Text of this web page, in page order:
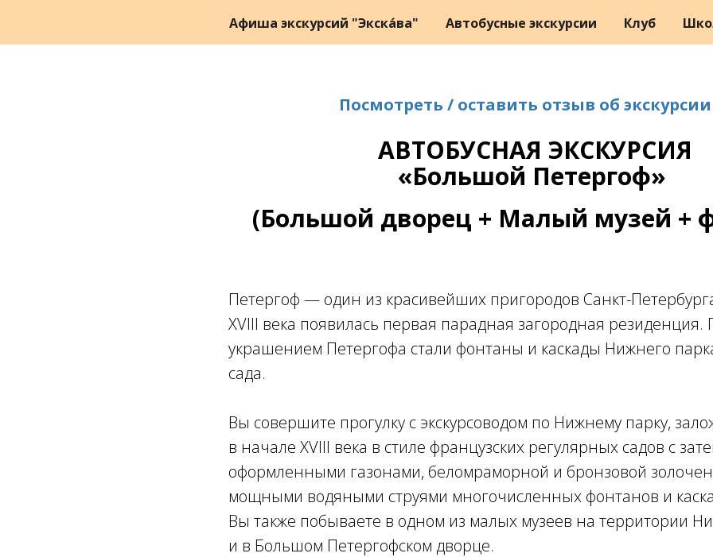
Афиша экскурсий "Экска́ва" Автобусные экскурсии Клуб
Посмотреть / оставить отзыв об
АВТОБУСНАЯ ЭКСКУРСИЯ
«Большой Петергоф»
(Большой дворец + Малый музей +
Петергоф — один из красивейших пригородов Санкт-
XVIII века появилась первая парадная загородная резиденция.
украшением Петергофа стали фонтаны и каскады Нижнего
сада.
Вы совершите прогулку с экскурсоводом по Нижнему парку,
в начале XVIII века в стиле французских регулярных садов с
оформленными газонами, беломраморной и бронзовой
мощными водяными струями многочисленных фонтанов и
Вы также побываете в одном из малых музеев на территории
и в Большом Петергофском дворце.